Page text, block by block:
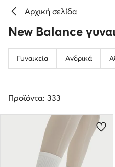
Αρχική σελίδα
New Balance
Γυναικεία Ανδρικά
Προϊόντα: 333